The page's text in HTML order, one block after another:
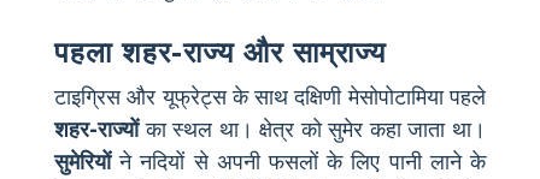
पहला शहर-राज्य और साम्राज्य
टाइग्रिस और यूफ्रेट्स के साथ दक्षिणी मेसोपोटामिया पहले
शहर-राज्योंका स्थल था। क्षेत्र को सुमेर कहा जाता था।
सुमेरियोंने नदियों से अपनी फसलों के लिए पानी लाने के